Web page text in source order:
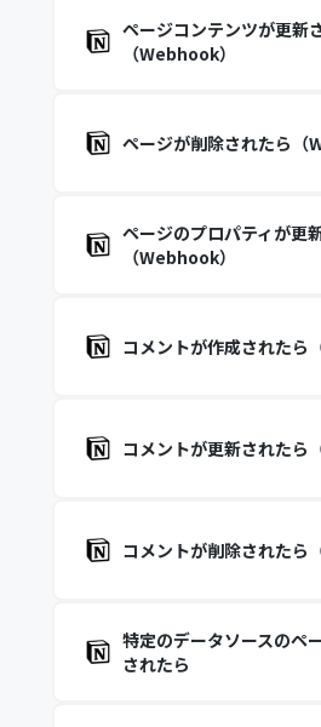
ページコンテンツが更新
（Webhook）
ページが削除されたら（
ページのプロパティが更
（Webhook）
コメントが作成されたら
コメントが更新されたら
コメントが削除されたら
特定のデータソースのペ
されたら